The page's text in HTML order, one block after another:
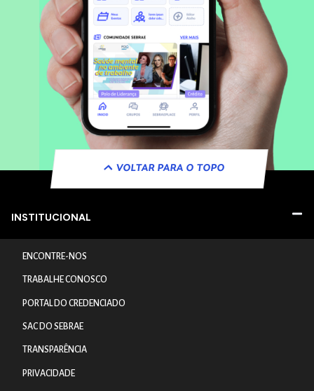
VOLTAR PARA O TOPO
INSTITUCIONAL
ENCONTRE-NOS
TRABALHE CONOSCO
PORTAL DO CREDENCIADO
SAC DO SEBRAE
TRANSPARÊNCIA
PRIVACIDADE